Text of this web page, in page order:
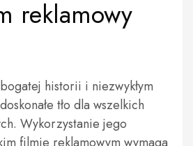
reklamowy
historii i niezwykłym
tło dla wszelkich
Wykorzystanie jego